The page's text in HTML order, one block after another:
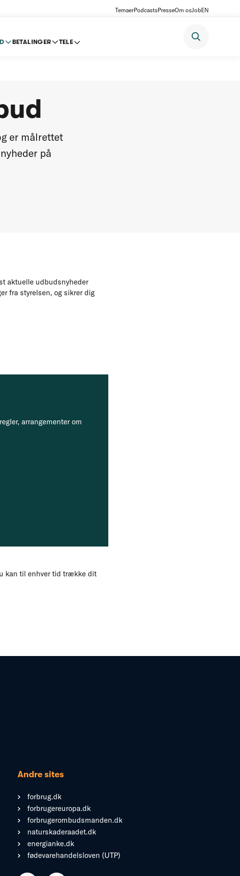
TemaerPodcastsPresseOm osJobEN
BETALINGER TELE
er målrettet
på
aktuelle udbudsnyheder
fra styrelsen, og sikrer dig
arrangementer om
kan til enhver tid trække dit
Andre sites
forbrug.dk
forbrugereuropa.dk
forbrugerombudsmanden.dk
naturskaderaadet.dk
energianke.dk
fødevarehandelsloven (UTP)